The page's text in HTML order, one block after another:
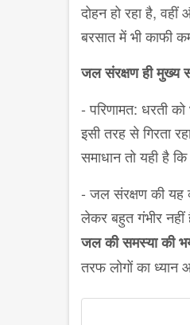
दोहन हो रहा है,
बरसात में भी काफी
जल संरक्षण ही मुख्य
- परिणामत: धरती
इसी तरह से गिरता
समाधान तो यही है कि
- जल संरक्षण की यह
लेकर बहुत गंभीर
जल की समस्या की
तरफ लोगों का